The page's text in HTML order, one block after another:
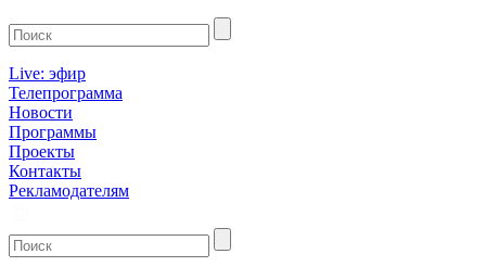
Live: эфир
Телепрограмма
Новости
Программы
Проекты
Контакты
Рекламодателям